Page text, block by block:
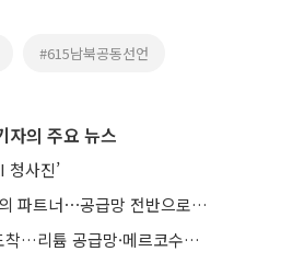
#615남북공동선언
자의 주요 뉴스
청사진’
이 대통령 “아르헨, 최적의 파트너⋯공급망 전반으로 확대”
이 대통령, 아르헨티나 도착…리튬 공급망·메르코수르 협력 논의